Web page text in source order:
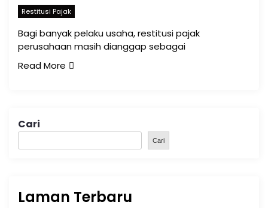
Restitusi Pajak
Bagi banyak pelaku usaha, restitusi pajak
perusahaan masih dianggap sebagai
Read More
Cari
Cari
Laman Terbaru